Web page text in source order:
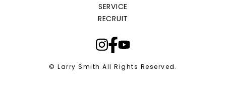
SERVICE
RECRUIT
© Larry Smith All Rights Reserved.